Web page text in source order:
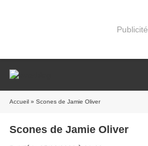
Publicité
Accueil » Scones de Jamie Oliver
Scones de Jamie Oliver